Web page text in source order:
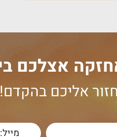
אצלכם
אליכם בהקדם!